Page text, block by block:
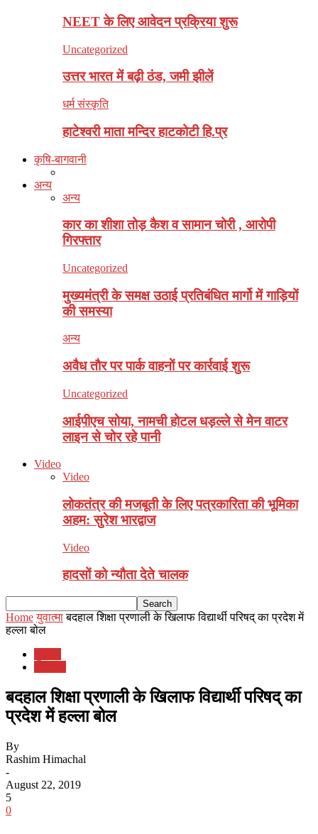
NEET के लिए आवेदन प्रक्रिया शुरू
Uncategorized
उत्तर भारत में बढ़ी ठंड, जमी झीलें
धर्म संस्कृति
हाटेश्वरी माता मन्दिर हाटकोटी हि.प्र
कृषि-बागवानी
अन्य
अन्य
कार का शीशा तोड़ कैश व सामान चोरी , आरोपी
गिरफ्तार
Uncategorized
मुख्यमंत्री के समक्ष उठाई प्रतिबंधित मार्गो में गाड़ियों
की समस्या
अन्य
अवैध ताैर पर पार्क वाहनाें पर कार्रवाई शुरू
Uncategorized
आईपीएच सोया, नामची होटल धड़ल्ले से मेन वाटर
लाइन से चोर रहे पानी
Video
Video
लोकतंत्र की मजबूती के लिए पत्रकारिता की भूमिका
अहम: सुरेश भारद्वाज
Video
हादसों को न्यौता देते चालक
Home युवात्मा बदहाल शिक्षा प्रणाली के खिलाफ विद्यार्थी परिषद् का प्रदेश में
हल्ला बोल
बदहाल शिक्षा प्रणाली के खिलाफ विद्यार्थी परिषद् का
प्रदेश में हल्ला बोल
By
Rashim Himachal
-
August 22, 2019
5
0